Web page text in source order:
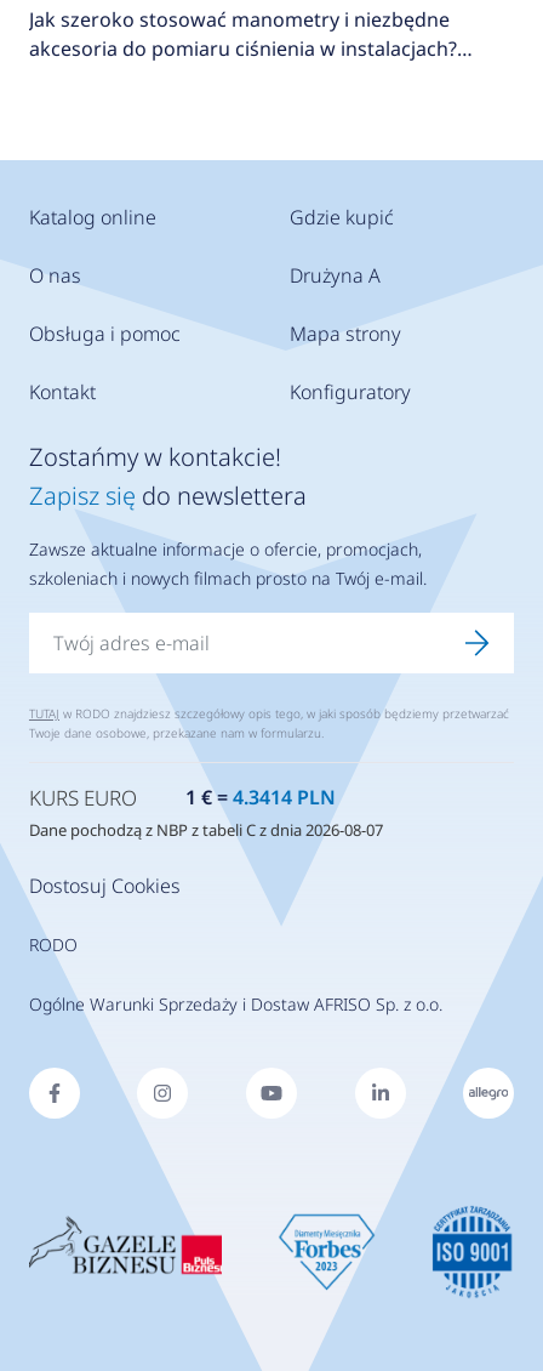
Jak szeroko stosować manometry i niezbędne
akcesoria do pomiaru ciśnienia w instalacjach?
Katalog online
O nas
Obsługa i pomoc
Kontakt
Gdzie kupić
Drużyna A
Mapa strony
Konfiguratory
Dostosuj Cookies
RODO
Ogólne Warunki Sprzedaży i Dostaw AFRISO Sp. z o.o.
Zostańmy w kontakcie!
Zapisz się do newslettera
Zawsze aktualne informacje o ofercie, promocjach,
szkoleniach i nowych filmach prosto na Twój e-mail.
TUTAJ w RODO znajdziesz szczegółowy opis tego, w jaki sposób będziemy przetwarzać
Twoje dane osobowe, przekazane nam w formularzu.
KURS EURO 1 € =4.3414 PLN
Dane pochodzą z NBP z tabeli C z dnia 2026-08-07